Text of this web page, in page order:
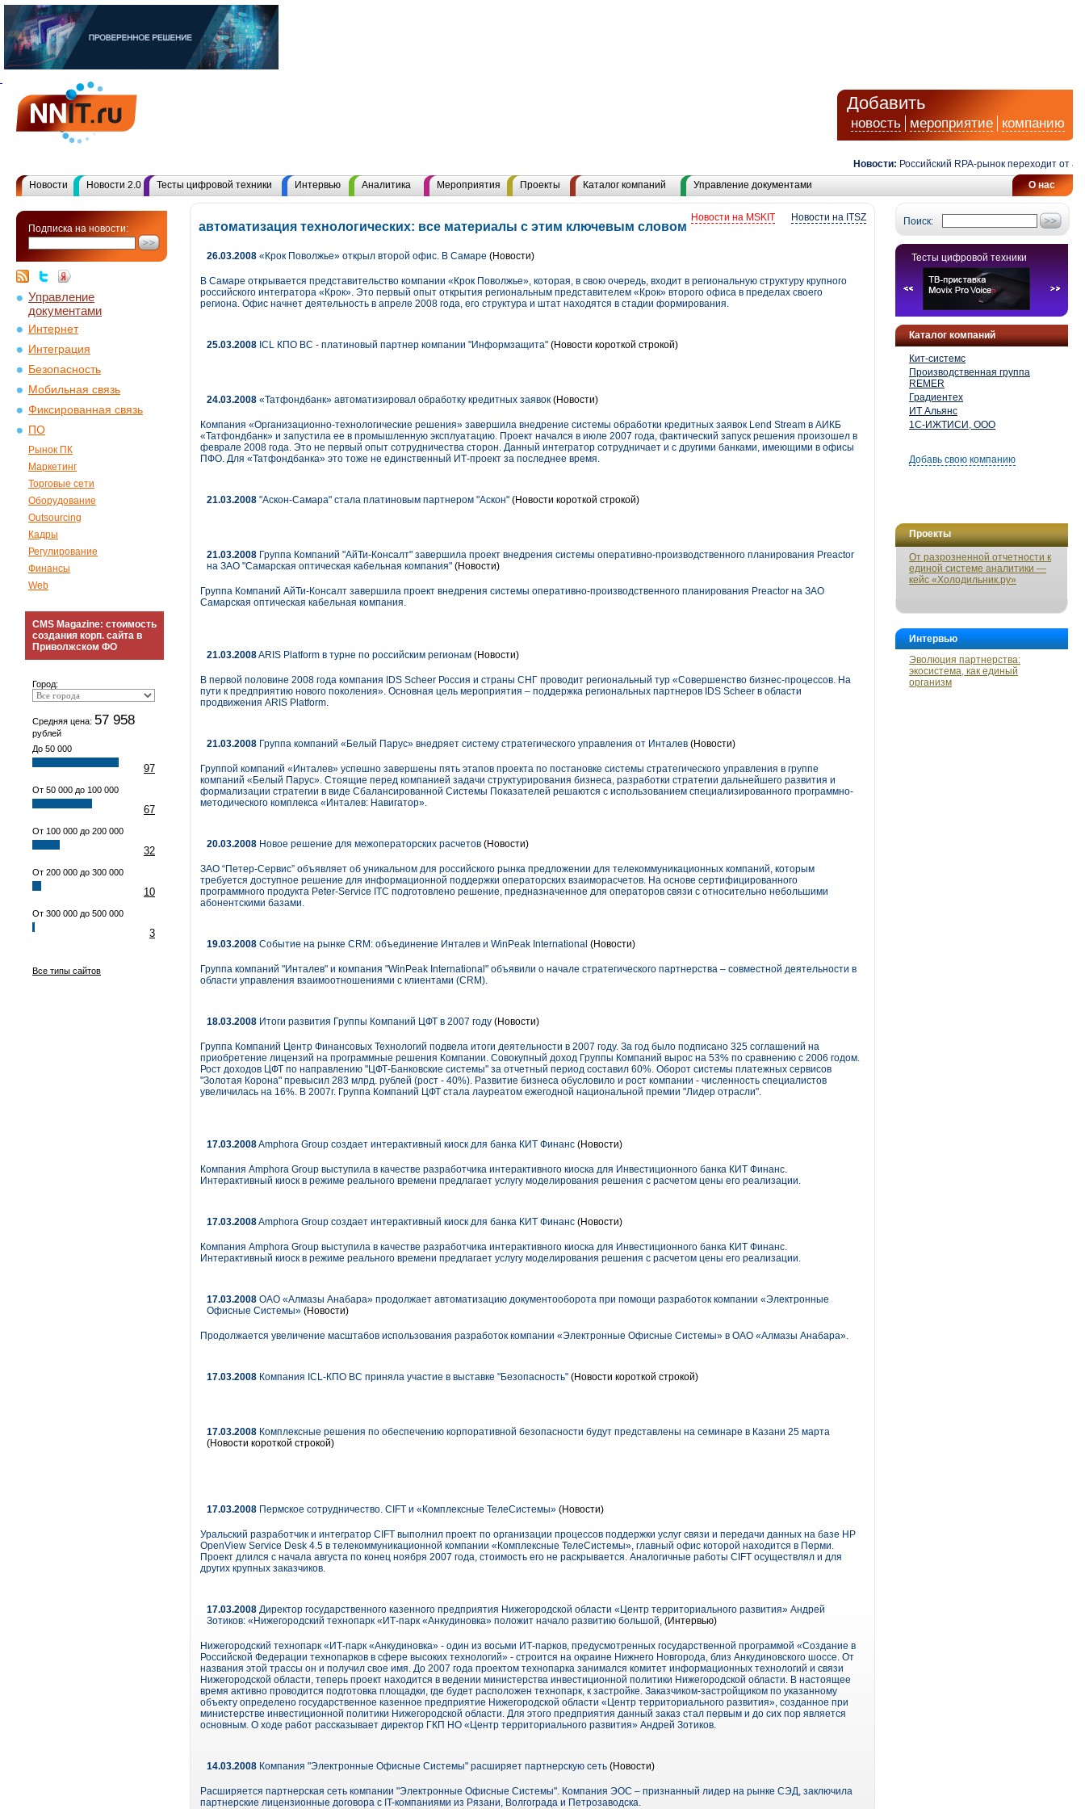
Добавить
новость мероприятие компанию
Новости: Российский RPA-рынок переходит от
О нас
Новости Новости 2.0 Тесты цифровой техники Интервью Аналитика Мероприятия Проекты Каталог компаний Управление документами
Подписка на новости:
Управление
документами
Интернет
Интеграция
Безопасность
Мобильная связь
Фиксированная связь
ПО
Рынок ПК
Маркетинг
Торговые сети
Оборудование
Outsourcing
Кадры
Регулирование
Финансы
Web
CMS Magazine: стоимость
создания корп. сайта в
Приволжском ФО
Город:
Средняя цена: 57 958
рублей
До 50 000
97
От 50 000 до 100 000
67
От 100 000 до 200 000
32
От 200 000 до 300 000
10
От 300 000 до 500 000
3
Все типы сайтов
Поиск:
Тесты цифровой техники
Каталог компаний
Кит-системс
Производственная группа
REMER
Градиентех
ИТ Альянс
1С-ИЖТИСИ, ООО
Добавь свою компанию
Проекты
От разрозненной отчетности к
единой системе аналитики —
кейс «Холодильник.ру»
Интервью
Эволюция партнерства:
экосистема, как единый
организм
Новости на ITSZ
Новости на MSKIT
автоматизация технологических: все материалы с этим ключевым словом
26.03.2008 «Крок Поволжье» открыл второй офис. В Самаре (Новости)
В Самаре открывается представительство компании «Крок Поволжье», которая, в свою очередь, входит в региональную структуру крупного
российского интегратора «Крок». Это первый опыт открытия региональным представителем «Крок» второго офиса в пределах своего
региона. Офис начнет деятельность в апреле 2008 года, его структура и штат находятся в стадии формирования.
25.03.2008 ICL КПО ВС - платиновый партнер компании "Информзащита" (Новости короткой строкой)
24.03.2008 «Татфондбанк» автоматизировал обработку кредитных заявок (Новости)
Компания «Организационно-технологические решения» завершила внедрение системы обработки кредитных заявок Lend Stream в АИКБ
«Татфондбанк» и запустила ее в промышленную эксплуатацию. Проект начался в июле 2007 года, фактический запуск решения произошел в
феврале 2008 года. Это не первый опыт сотрудничества сторон. Данный интегратор сотрудничает и с другими банками, имеющими в офисы
ПФО. Для «Татфондбанка» это тоже не единственный ИТ-проект за последнее время.
21.03.2008 "Аскон-Самара" стала платиновым партнером "Аскон" (Новости короткой строкой)
21.03.2008 Группа Компаний "АйТи-Консалт" завершила проект внедрения системы оперативно-производственного планирования Preactor
на ЗАО "Самарская оптическая кабельная компания" (Новости)
Группа Компаний АйТи-Консалт завершила проект внедрения системы оперативно-производственного планирования Preactor на ЗАО
Самарская оптическая кабельная компания.
21.03.2008ARIS Platform в турне по российским регионам (Новости)
В первой половине 2008 года компания IDS Scheer Россия и страны СНГ проводит региональный тур «Совершенство бизнес-процессов. На
пути к предприятию нового поколения». Основная цель мероприятия – поддержка региональных партнеров IDS Scheer в области
продвижения ARIS Platform.
21.03.2008 Группа компаний «Белый Парус» внедряет систему стратегического управления от Инталев (Новости)
Группой компаний «Инталев» успешно завершены пять этапов проекта по постановке системы стратегического управления в группе
компаний «Белый Парус». Стоящие перед компанией задачи структурирования бизнеса, разработки стратегии дальнейшего развития и
формализации стратегии в виде Сбалансированной Системы Показателей решаются с использованием специализированного программно-
методического комплекса «Инталев: Навигатор».
20.03.2008 Новое решение для межоператорских расчетов (Новости)
ЗАО “Петер-Сервис” объявляет об уникальном для российского рынка предложении для телекоммуникационных компаний, которым
требуется доступное решение для информационной поддержки операторских взаиморасчетов. На основе сертифицированного
программного продукта Peter-Service ITC подготовлено решение, предназначенное для операторов связи с относительно небольшими
абонентскими базами.
19.03.2008 Событие на рынке CRM: объединение Инталев и WinPeak International (Новости)
Группа компаний "Инталев" и компания "WinPeak International" объявили о начале стратегического партнерства – совместной деятельности в
области управления взаимоотношениями с клиентами (CRM).
18.03.2008 Итоги развития Группы Компаний ЦФТ в 2007 году (Новости)
Группа Компаний Центр Финансовых Технологий подвела итоги деятельности в 2007 году. За год было подписано 325 соглашений на
приобретение лицензий на программные решения Компании. Совокупный доход Группы Компаний вырос на 53% по сравнению с 2006 годом.
Рост доходов ЦФТ по направлению "ЦФТ-Банковские системы" за отчетный период составил 60%. Оборот системы платежных сервисов
"Золотая Корона" превысил 283 млрд. рублей (рост - 40%). Развитие бизнеса обусловило и рост компании - численность специалистов
увеличилась на 16%. В 2007г. Группа Компаний ЦФТ стала лауреатом ежегодной национальной премии "Лидер отрасли".
17.03.2008Amphora Group создает интерактивный киоск для банка КИТ Финанс (Новости)
Компания Amphora Group выступила в качестве разработчика интерактивного киоска для Инвестиционного банка КИТ Финанс.
Интерактивный киоск в режиме реального времени предлагает услугу моделирования решения с расчетом цены его реализации.
17.03.2008Amphora Group создает интерактивный киоск для банка КИТ Финанс (Новости)
Компания Amphora Group выступила в качестве разработчика интерактивного киоска для Инвестиционного банка КИТ Финанс.
Интерактивный киоск в режиме реального времени предлагает услугу моделирования решения с расчетом цены его реализации.
17.03.2008 ОАО «Алмазы Анабара» продолжает автоматизацию документооборота при помощи разработок компании «Электронные
Офисные Системы» (Новости)
Продолжается увеличение масштабов использования разработок компании «Электронные Офисные Системы» в ОАО «Алмазы Анабара».
17.03.2008 Компания ICL-КПО ВС приняла участие в выставке "Безопасность" (Новости короткой строкой)
17.03.2008 Комплексные решения по обеспечению корпоративной безопасности будут представлены на семинаре в Казани 25 марта
(Новости короткой строкой)
17.03.2008 Пермское сотрудничество. CIFT и «Комплексные ТелеСистемы» (Новости)
Уральский разработчик и интегратор CIFT выполнил проект по организации процессов поддержки услуг связи и передачи данных на базе HP
OpenView Service Desk 4.5 в телекоммуникационной компании «Комплексные ТелеСистемы», главный офис которой находится в Перми.
Проект длился с начала августа по конец ноября 2007 года, стоимость его не раскрывается. Аналогичные работы CIFT осуществлял и для
других крупных заказчиков.
17.03.2008 Директор государственного казенного предприятия Нижегородской области «Центр территориального развития» Андрей
Зотиков: «Нижегородский технопарк «ИТ-парк «Анкудиновка» положит начало развитию большой, (Интервью)
Нижегородский технопарк «ИТ-парк «Анкудиновка» - один из восьми ИТ-парков, предусмотренных государственной программой «Создание в
Российской Федерации технопарков в сфере высоких технологий» - строится на окраине Нижнего Новгорода, близ Анкудиновского шоссе. От
названия этой трассы он и получил свое имя. До 2007 года проектом технопарка занимался комитет информационных технологий и связи
Нижегородской области, теперь проект находится в ведении министерства инвестиционной политики Нижегородской области. В настоящее
время активно проводится подготовка площадки, где будет расположен технопарк, к застройке. Заказчиком-застройщиком по указанному
объекту определено государственное казенное предприятие Нижегородской области «Центр территориального развития», созданное при
министерстве инвестиционной политики Нижегородской области. Для этого предприятия данный заказ стал первым и до сих пор является
основным. О ходе работ рассказывает директор ГКП НО «Центр территориального развития» Андрей Зотиков.
14.03.2008 Компания "Электронные Офисные Системы" расширяет партнерскую сеть (Новости)
Расширяется партнерская сеть компании "Электронные Офисные Системы". Компания ЭОС – признанный лидер на рынке СЭД, заключила
партнерские лицензионные договора с IT-компаниями из Рязани, Волгограда и Петрозаводска.